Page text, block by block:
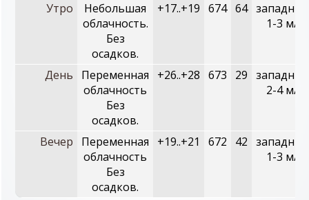
Утро
Небольшая
облачность.
Без
осадков.
+17..+19 674 64
1-3 м/с
День
Переменная
облачность
Без
осадков.
+26..+28 673 29
2-4 м/с
Вечер
Переменная
облачность
Без
осадков.
+19..+21 672 42
1-3 м/с